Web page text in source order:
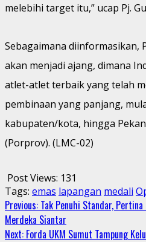
melebihi target itu,” ucap Pj.
Sebagaimana diinformasikan,
akan menjadi ajang, dimana
atlet-atlet terbaik yang telah
pembinaan yang panjang,
kabupaten/kota, hingga
(Porprov). (LMC-02)
Post Views: 131
Tags: emas lapangan medali
Continue
Reading
Previous: Tak Penuhi Standar,
Merdeka Siantar
Next: Forda UKM Sumut Tampung